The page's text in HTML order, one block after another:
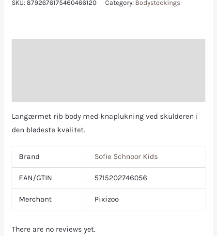
SKU:8792676175460466120 Category: Bodystockings
Langærmet rib body med knaplukning ved skulderen i
den blødeste kvalitet.
Brand Sofie Schnoor Kids
EAN/GTIN 5715202746056
Merchant Pixizoo
There are no reviews yet.